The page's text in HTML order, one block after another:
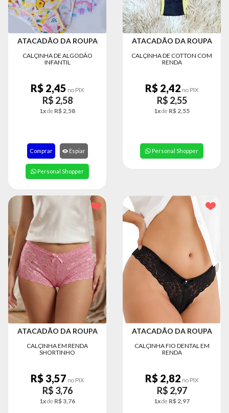
ATACADÃO DA ROUPA
CALÇINHA DE ALGODÃO
INFANTIL
R$ 2,45 no PIX
R$ 2,58
1xde R$ 2,58
Comprar Espiar
Personal Shopper
ATACADÃO DA ROUPA
CALÇINHA DE COTTON COM
RENDA
R$ 2,42 no PIX
R$ 2,55
1xde R$ 2,55
Personal Shopper
ATACADÃO DA ROUPA
CALÇINHA EM RENDA
SHORTINHO
R$ 3,57 no PIX
R$ 3,76
1xde R$ 3,76
ATACADÃO DA ROUPA
CALÇINHA FIO DENTAL EM
RENDA
R$ 2,82 no PIX
R$ 2,97
1xde R$ 2,97